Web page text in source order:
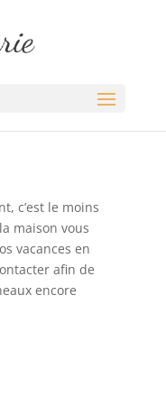
c’est le moins
maison vous
vacances en
afin de
encore